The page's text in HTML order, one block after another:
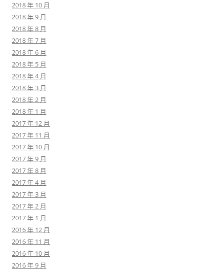
2018 年 10 月
2018 年 9 月
2018 年 8 月
2018 年 7 月
2018 年 6 月
2018 年 5 月
2018 年 4 月
2018 年 3 月
2018 年 2 月
2018 年 1 月
2017 年 12 月
2017 年 11 月
2017 年 10 月
2017 年 9 月
2017 年 8 月
2017 年 4 月
2017 年 3 月
2017 年 2 月
2017 年 1 月
2016 年 12 月
2016 年 11 月
2016 年 10 月
2016 年 9 月